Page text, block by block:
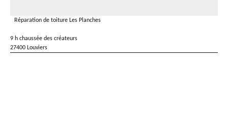
Réparation de toiture Les Planches
9 h chaussée des créateurs
27400 Louviers